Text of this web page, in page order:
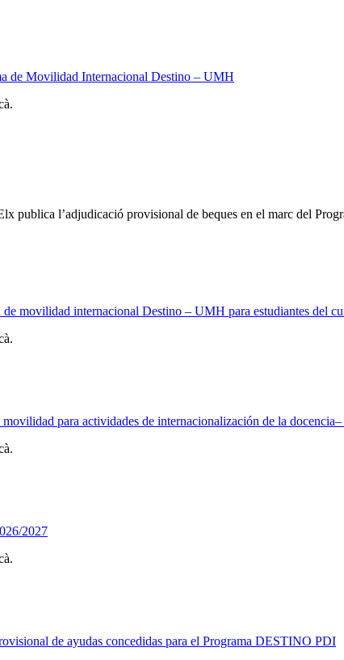
de Movilidad Internacional Destino – UMH
publica l’adjudicació provisional de beques en el marc del
movilidad internacional Destino – UMH para estudiantes del
para actividades de internacionalización de la
2027
de ayudas concedidas para el Programa DESTINO PDI